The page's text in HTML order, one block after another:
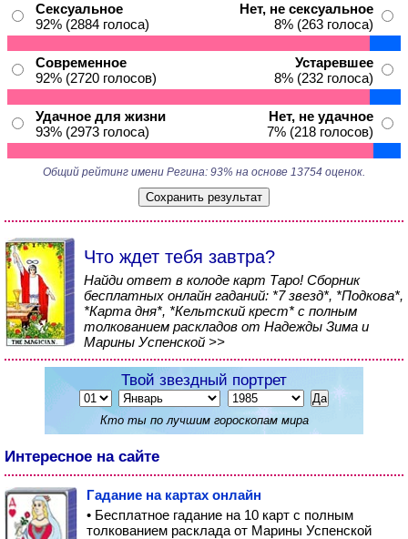
Сексуальное
92% (2884 голоса)
Нет, не сексуальное
8% (263 голоса)
Современное
92% (2720 голосов)
Устаревшее
8% (232 голоса)
Удачное для жизни
93% (2973 голоса)
Нет, не удачное
7% (218 голосов)
Общий рейтинг имени Регина: 93% на основе 13754 оценок.
Что ждет тебя завтра?
Найди ответ в колоде карт Таро! Сборник
бесплатных онлайн гаданий: *7 звезд*, *Подкова*,
*Карта дня*, *Кельтский крест* с полным
толкованием раскладов от Надежды Зима и
Марины Успенской >>
Твой звездный портрет
Кто ты по лучшим гороскопам мира
Интересное на сайте
Гадание на картах онлайн
• Бесплатное гадание на 10 карт с полным
толкованием расклада от Марины Успенской